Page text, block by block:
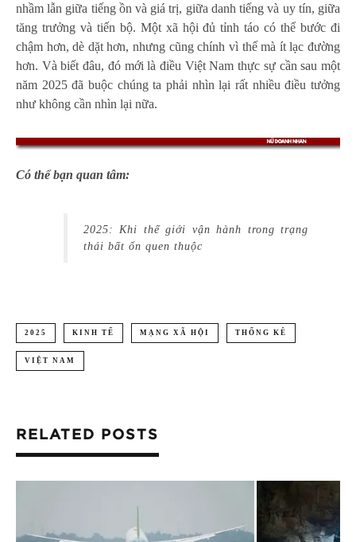
nhầm lẫn giữa tiếng ồn và giá trị, giữa danh tiếng và uy tín, giữa
tăng trưởng và tiến bộ. Một xã hội đủ tỉnh táo có thể bước đi
chậm hơn, dè dặt hơn, nhưng cũng chính vì thế mà ít lạc đường
hơn. Và biết đâu, đó mới là điều Việt Nam thực sự cần sau một
năm 2025 đã buộc chúng ta phải nhìn lại rất nhiều điều tưởng
như không cần nhìn lại nữa.
Có thể bạn quan tâm:
2025: Khi thế giới vận hành trong trạng
thái bất ổn quen thuộc
2025 KINH TẾ MẠNG XÃ HỘI THỐNG KÊ
VIỆT NAM
RELATED POSTS